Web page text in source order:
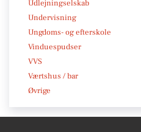
Udlejningselskab
Undervisning
Ungdoms- og efterskole
Vinduespudser
VVS
Værtshus / bar
Øvrige